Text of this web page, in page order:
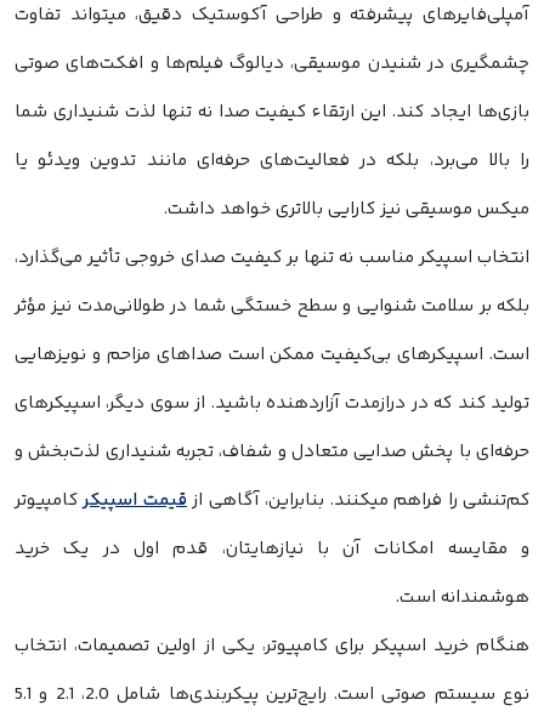
آمپلی‌فایرهای پیشرفته و طراحی آکوستیک دقیق، میتواند تفاوت
چشمگیری در شنیدن موسیقی، دیالوگ فیلم‌ها و افکت‌های صوتی
بازی‌ها ایجاد کند. این ارتقاء کیفیت صدا نه تنها لذت شنیداری شما
را بالا می‌برد، بلکه در فعالیت‌های حرفه‌ای مانند تدوین ویدئو یا
میکس موسیقی نیز کارایی بالاتری خواهد داشت.
انتخاب اسپیکر مناسب نه تنها بر کیفیت صدای خروجی تأثیر می‌گذارد،
بلکه بر سلامت شنوایی و سطح خستگی شما در طولانی‌مدت نیز مؤثر
است. اسپیکرهای بی‌کیفیت ممکن است صداهای مزاحم و نویز‌هایی
تولید کند که در درازمدت آزاردهنده باشید. از سوی دیگر، اسپیکرهای
حرفه‌ای با پخش صدایی متعادل و شفاف، تجربه شنیداری لذت‌بخش و
کم‌تنشی را فراهم میکنند. بنابراین، آگاهی ازقیمت اسپیکرکامپیوتر
و مقایسه امکانات آن با نیازهایتان، قدم اول در یک خرید
هوشمندانه است.
هنگام خرید اسپیکر برای کامپیوتر، یکی از اولین تصمیمات، انتخاب
نوع سیستم صوتی است. رایج‌ترین پیکربندی‌ها شامل 2.0، 2.1 و 5.1